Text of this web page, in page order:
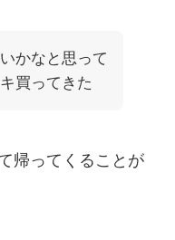
かなと思って
買ってきた
帰ってくることが